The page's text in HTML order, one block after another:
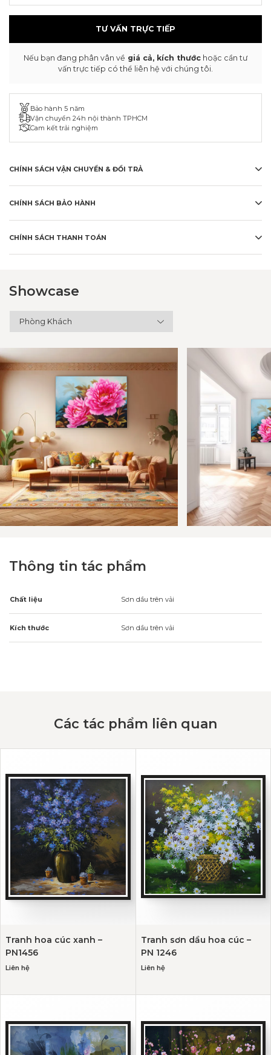
TƯ VẤN TRỰC TIẾP
Nếu bạn đang phân vân về giá cả, kích thước hoặc cần tư
vấn trực tiếp có thể liên hệ với chúng tôi.
Bảo hành 5 năm
Vận chuyển 24h nội thành TPHCM
Cam kết trải nghiệm
CHÍNH SÁCH VẬN CHUYỂN & ĐỔI TRẢ
CHÍNH SÁCH BẢO HÀNH
CHÍNH SÁCH THANH TOÁN
Showcase
Thông tin tác phẩm
Chất liệu Sơn dầu trên vải
Kích thước Sơn dầu trên vải
Các tác phẩm liên quan
Tranh hoa cúc xanh –
PN1456
Liên hệ
Tranh sơn dầu hoa cúc –
PN 1246
Liên hệ